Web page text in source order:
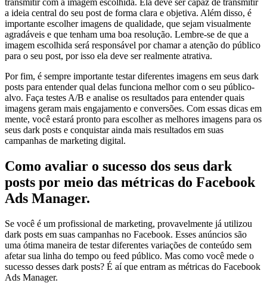
a ideia central do seu post de forma clara e objetiva. Além disso, é
importante escolher imagens de qualidade, que sejam visualmente
agradáveis e que tenham uma boa resolução. Lembre-se de que a
imagem escolhida será responsável por chamar a atenção do público
para o seu post, por isso ela deve ser realmente atrativa.
Por fim, é sempre importante testar diferentes imagens em seus dark
posts para entender qual delas funciona melhor com o seu público-
alvo. Faça testes A/B e analise os resultados para entender quais
imagens geram mais engajamento e conversões. Com essas dicas em
mente, você estará pronto para escolher as melhores imagens para os
seus dark posts e conquistar ainda mais resultados em suas
campanhas de marketing digital.
Como avaliar o sucesso dos seus dark
posts por meio das métricas do Facebook
Ads Manager.
Se você é um profissional de marketing, provavelmente já utilizou
dark posts em suas campanhas no Facebook. Esses anúncios são
uma ótima maneira de testar diferentes variações de conteúdo sem
afetar sua linha do tempo ou feed público. Mas como você mede o
sucesso desses dark posts? É aí que entram as métricas do Facebook
Ads Manager.